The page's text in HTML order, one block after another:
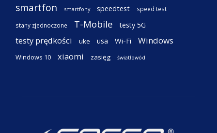
smartfon smartfony speedtest speed test
stany zjednoczone T-Mobile testy 5G
testy prędkości uke usa Wi-Fi Windows
Windows 10 xiaomi zasięg światłowód